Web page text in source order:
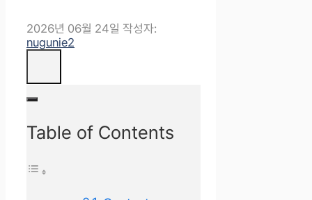
2026년 06월 24일 작성자:
nugunie2
Table of Contents